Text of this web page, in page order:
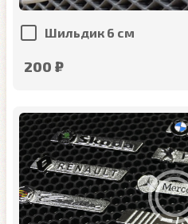
Шильдик 6 см
200 ₽